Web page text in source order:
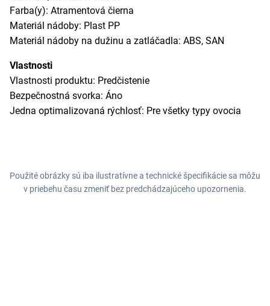
Farba(y): Atramentová čierna
Materiál nádoby: Plast PP
Materiál nádoby na dužinu a zatláčadla: ABS, SAN
Vlastnosti
Vlastnosti produktu: Predčistenie
Bezpečnostná svorka: Áno
Jedna optimalizovaná rýchlosť: Pre všetky typy ovocia
Použité obrázky sú iba ilustratívne a technické špecifikácie sa môžu
v priebehu času zmeniť bez predchádzajúceho upozornenia.